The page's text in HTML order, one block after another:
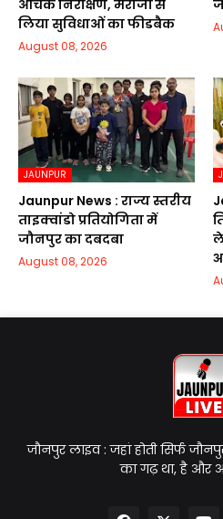
औचक निरीक्षण, मरीजों से
लिया सुविधाओं का फीडबैक
August 08, 2026
JAUNPUR
Jaunpur News : राज्य स्तरीय
ताइक्वांडो प्रतियोगिता में
जौनपुर का दबदबा
August 08, 2026
जौनपुर लाइव : जहां होती सिर्फ
का गढ़ था, है और